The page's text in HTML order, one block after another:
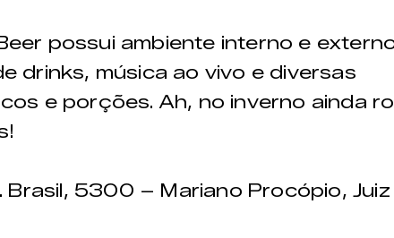
possui ambiente interno e
drinks, música ao vivo e diversas
e porções. Ah, no inverno ainda
Brasil, 5300 – Mariano Procópio,